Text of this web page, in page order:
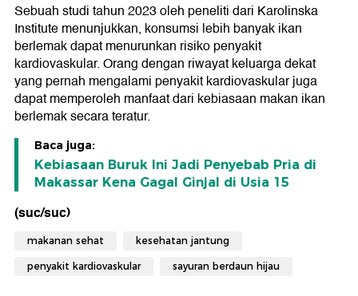
Sebuah studi tahun 2023 oleh peneliti dari Karolinska
Institute menunjukkan, konsumsi lebih banyak ikan
berlemak dapat menurunkan risiko penyakit
kardiovaskular. Orang dengan riwayat keluarga dekat
yang pernah mengalami penyakit kardiovaskular juga
dapat memperoleh manfaat dari kebiasaan makan ikan
berlemak secara teratur.
Baca juga:
Kebiasaan Buruk Ini Jadi Penyebab Pria di
Makassar Kena Gagal Ginjal di Usia 15
(suc/suc)
makanan sehat kesehatan jantung
penyakit kardiovaskular sayuran berdaun hijau